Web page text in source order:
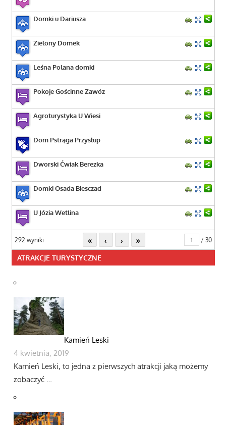
Domki u Dariusza
Zielony Domek
Leśna Polana domki
Pokoje Gościnne Zawóz
Agroturystyka U Wiesi
Dom Pstrąga Przysłup
Dworski Ćwiak Berezka
Domki Osada Biesczad
U Józia Wetlina
292 wyniki « ‹ › » / 30
ATRAKCJE TURYSTYCZNE
Kamień Leski
4 kwietnia, 2019
Kamień Leski, to jedna z pierwszych atrakcji jaką możemy
zobaczyć …